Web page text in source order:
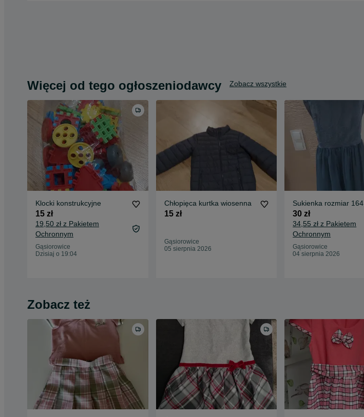
Więcej od tego ogłoszeniodawcy Zobacz wszystkie
Klocki konstrukcyjne
15 zł
19,50 zł z Pakietem
Ochronnym
Gąsiorowice
Dzisiaj o 19:04
Chłopięca kurtka wiosenna
15 zł
Gąsiorowice
05 sierpnia 2026
Sukienka rozmiar 164
30 zł
34,55 zł z Pakietem
Ochronnym
Gąsiorowice
04 sierpnia 2026
Zobacz też